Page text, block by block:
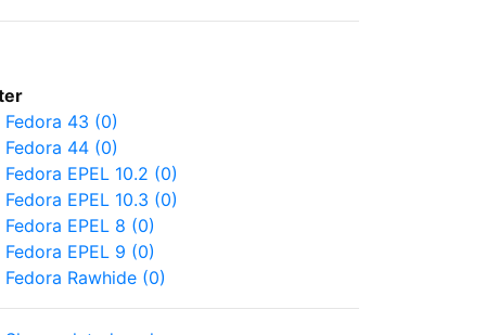
Fedora 43 (0)
Fedora 44 (0)
Fedora EPEL 10.2 (0)
Fedora EPEL 10.3 (0)
Fedora EPEL 8 (0)
Fedora EPEL 9 (0)
Fedora Rawhide (0)